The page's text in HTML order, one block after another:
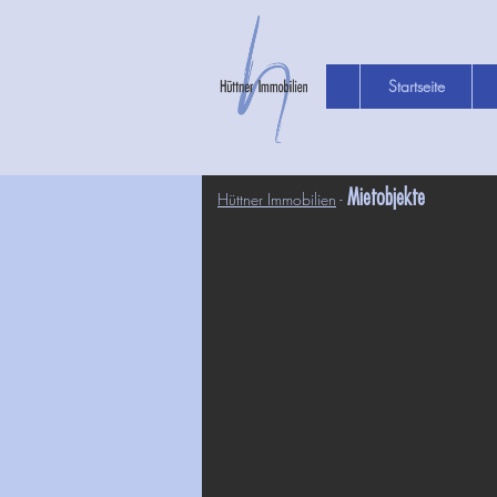
Startseite
Hüttner Immobilien - Mietobjekte